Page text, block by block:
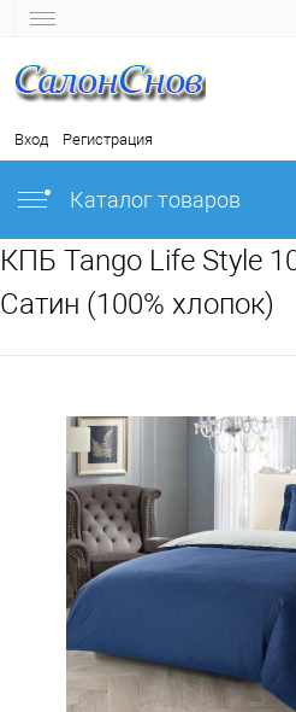
Вход Регистрация
Каталог товаров
КПБ Tango Life Style
Сатин (100% хлопок)